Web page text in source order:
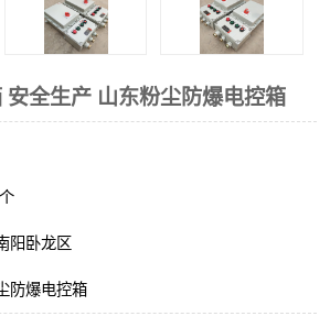
安全生产 山东粉尘防爆电控箱
阳卧龙区
防爆电控箱